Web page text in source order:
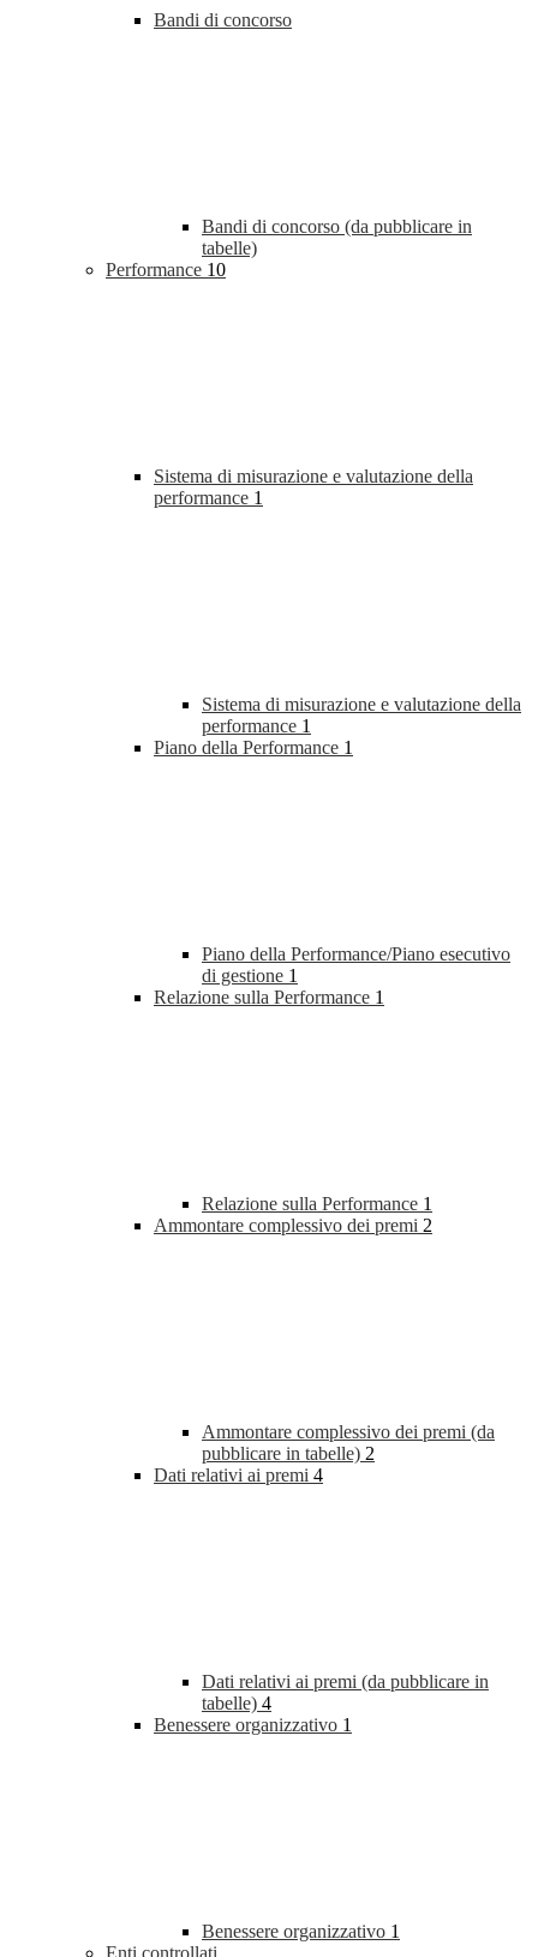
Bandi di concorso
Bandi di concorso (da pubblicare in
tabelle)
Performance 10
Sistema di misurazione e valutazione della
performance 1
Sistema di misurazione e valutazione della
performance 1
Piano della Performance 1
Piano della Performance/Piano esecutivo
di gestione 1
Relazione sulla Performance 1
Relazione sulla Performance 1
Ammontare complessivo dei premi 2
Ammontare complessivo dei premi (da
pubblicare in tabelle) 2
Dati relativi ai premi 4
Dati relativi ai premi (da pubblicare in
tabelle) 4
Benessere organizzativo 1
Benessere organizzativo 1